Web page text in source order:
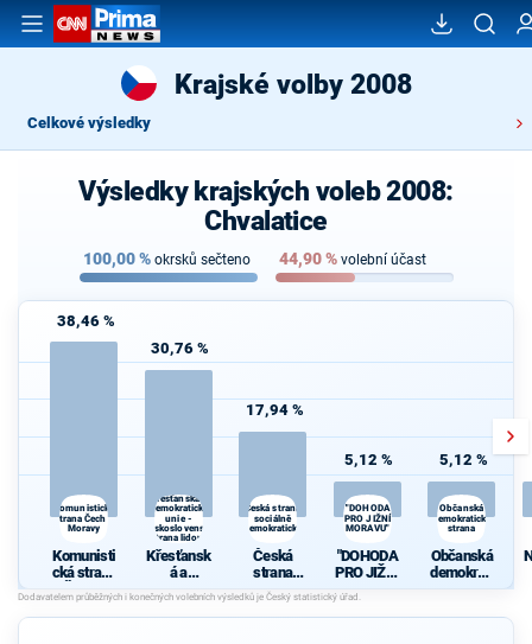
Krajské volby 2008
Celkové výsledky
Výsledky krajských voleb 2008:
Chvalatice
100,00% okrsků sečteno 44,90% volební účast
38,46 %
Komunistická
strana Čech a
Moravy
Komunisti
cká strana
Čech a
Moravy
30,76 %
Křesťanská a
demokratická
unie -
Československá
strana lidová
Křesťansk
á a
demokrati
cká unie -
Českoslov
17,94 %
Česká strana
sociálně
demokratická
Česká
strana
sociálně
demokrati
cká
5,12 %
"DOHODA
PRO JIŽNÍ
MORAVU"
"DOHODA
PRO JIŽNÍ
MORAVU"
5,12 %
Občanská
demokratická
strana
Občanská
demokrati
cká strana